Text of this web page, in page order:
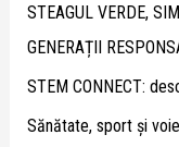
o
r
:
STEAGUL VERDE,
GENERAȚII
STEM CONNECT:
Sănătate, sport și